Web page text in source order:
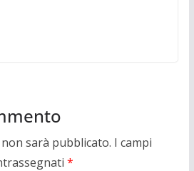
sarà pubblicato. I campi
*